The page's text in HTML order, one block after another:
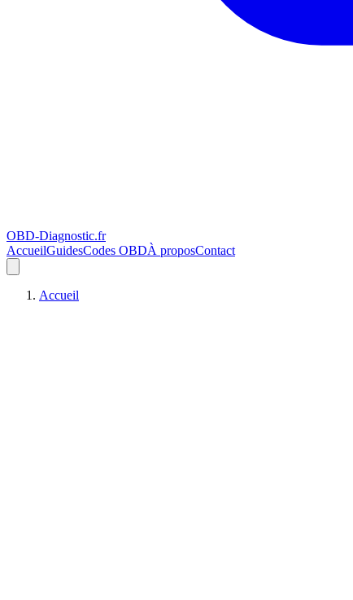
OBD-Diagnostic.fr
AccueilGuidesCodes OBDÀ proposContact
Accueil